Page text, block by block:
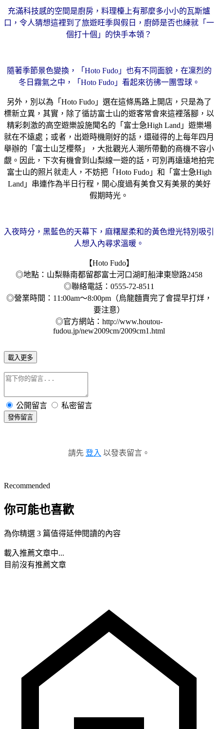
充滿科技感的空間是廚房，料理檯上有那麼多小小的瓦斯爐
口，令人猜想這裡到了旅遊旺季與假日，廚師是否也練就「一
個打十個」的快手本領？
隨著季節景色變換，「Hoto Fudo」也有不同面貌，在凜烈的
冬日霧氣之中，「Hoto Fudo」看起來彷彿一團雪球。
另外，別以為「Hoto Fudo」選在這條馬路上開店，只是為了
標新立異，其實，除了循訪富士山的遊客常會來這裡落腳，以
精彩刺激的高空遊樂設施聞名的「富士急High Land」遊樂場
就在不遠處；或者，出遊時機剛好的話，還碰得的上每年四月
舉辦的「富士山芝櫻祭」，大批觀光人潮所帶動的商機不容小
覷。因此，下次有機會到山梨線一遊的話，可別再遠遠地拍完
富士山的照片就走人，不妨把「Hoto Fudo」和「富士急High
Land」串連作為半日行程，開心度過有美食又有美景的美好
假期時光。
入夜時分，黑藍色的天幕下，麻糬屋柔和的黃色燈光特別吸引
人想入內尋求溫暖。
【Hoto Fudo】
◎地點：山梨縣南都留郡富士河口湖町船津東戀路2458
◎聯絡電話：0555-72-8511
◎營業時間：11:00am～8:00pm（烏龍麵賣完了會提早打烊，
要注意）
◎官方網站：http://www.houtou-
fudou.jp/new2009cm/2009cm1.html
載入更多
公開留言 私密留言
發佈留言
請先 登入 以發表留言。
Recommended
你可能也喜歡
為你精選 3 篇值得延伸閱讀的內容
載入推薦文章中...
目前沒有推薦文章